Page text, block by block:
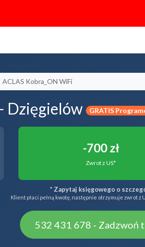
ACLAS Kobra_ON WiFi
Dzięgielów GRATIS
-700 zł
Zwrot z US*
* Zapytaj księgowego o
Klient płaci pełną kwotę, następnie otrzymuje zwrot z
532 431 678 - Zadzwoń